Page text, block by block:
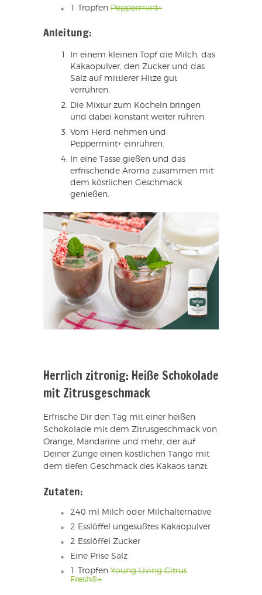
1 Tropfen Peppermint+
Anleitung:
In einem kleinen Topf die Milch, das
Kakaopulver, den Zucker und das
Salz auf mittlerer Hitze gut
verrühren.
Die Mixtur zum Köcheln bringen
und dabei konstant weiter rühren.
Vom Herd nehmen und
Peppermint+ einrühren.
In eine Tasse gießen und das
erfrischende Aroma zusammen mit
dem köstlichen Geschmack
genießen.
Herrlich zitronig: Heiße Schokolade
mit Zitrusgeschmack
Erfrische Dir den Tag mit einer heißen
Schokolade mit dem Zitrusgeschmack von
Orange, Mandarine und mehr, der auf
Deiner Zunge einen köstlichen Tango mit
dem tiefen Geschmack des Kakaos tanzt.
Zutaten:
240 ml Milch oder Milchalternative
2 Esslöffel ungesüßtes Kakaopulver
2 Esslöffel Zucker
Eine Prise Salz
1 Tropfen Young Living Citrus
Fresh®+